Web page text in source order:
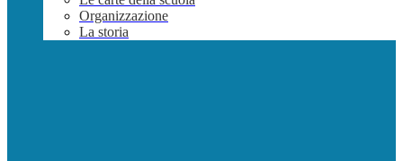
Organizzazione
La storia